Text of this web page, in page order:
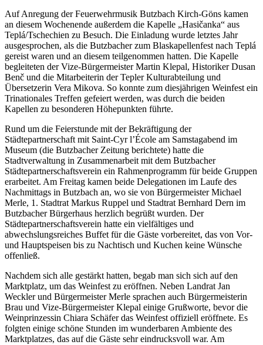
Auf Anregung der Feuerwehrmusik Butzbach Kirch-Göns kamen
an diesem Wochenende außerdem die Kapelle „Hasičanka“ aus
Teplá/Tschechien zu Besuch. Die Einladung wurde letztes Jahr
ausgesprochen, als die Butzbacher zum Blaskapellenfest nach Teplá
gereist waren und an diesem teilgenommen hatten. Die Kapelle
begleiteten der Vize-Bürgermeister Martin Klepal, Historiker Dusan
Benč und die Mitarbeiterin der Tepler Kulturabteilung und
Übersetzerin Vera Mikova. So konnte zum diesjährigen Weinfest ein
Trinationales Treffen gefeiert werden, was durch die beiden
Kapellen zu besonderen Höhepunkten führte.
Rund um die Feierstunde mit der Bekräftigung der
Städtepartnerschaft mit Saint-Cyr l’École am Samstagabend im
Museum (die Butzbacher Zeitung berichtete) hatte die
Stadtverwaltung in Zusammenarbeit mit dem Butzbacher
Städtepartnerschaftsverein ein Rahmenprogramm für beide Gruppen
erarbeitet. Am Freitag kamen beide Delegationen im Laufe des
Nachmittags in Butzbach an, wo sie von Bürgermeister Michael
Merle, 1. Stadtrat Markus Ruppel und Stadtrat Bernhard Dern im
Butzbacher Bürgerhaus herzlich begrüßt wurden. Der
Städtepartnerschaftsverein hatte ein vielfältiges und
abwechslungsreiches Buffet für die Gäste vorbereitet, das von Vor-
und Hauptspeisen bis zu Nachtisch und Kuchen keine Wünsche
offenließ.
Nachdem sich alle gestärkt hatten, begab man sich sich auf den
Marktplatz, um das Weinfest zu eröffnen. Neben Landrat Jan
Weckler und Bürgermeister Merle sprachen auch Bürgermeisterin
Brau und Vize-Bürgermeister Klepal einige Grußworte, bevor die
Weinprinzessin Chiara Schäfer das Weinfest offiziell eröffnete. Es
folgten einige schöne Stunden im wunderbaren Ambiente des
Marktplatzes, das auf die Gäste sehr eindrucksvoll war. Am